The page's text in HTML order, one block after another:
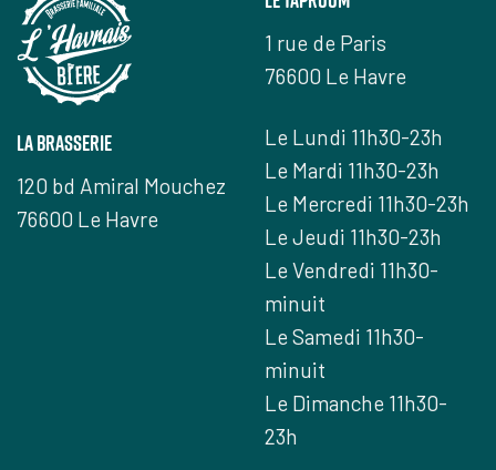
la brasserie
120 bd Amiral Mouchez
76600 Le Havre
1 rue de Paris
76600 Le Havre
Le Lundi 11h30-23h
Le Mardi 11h30-23h
Le Mercredi 11h30-23h
Le Jeudi 11h30-23h
Le Vendredi 11h30-
minuit
Le Samedi 11h30-
minuit
Le Dimanche 11h30-
23h